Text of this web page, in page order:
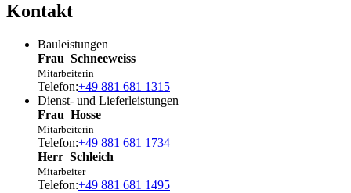
Kontakt
Bauleistungen
Frau Schneeweiss
Mitarbeiterin
Telefon:+49 881 681 1315
Dienst- und Lieferleistungen
Frau Hosse
Mitarbeiterin
Telefon:+49 881 681 1734
Herr Schleich
Mitarbeiter
Telefon:+49 881 681 1495